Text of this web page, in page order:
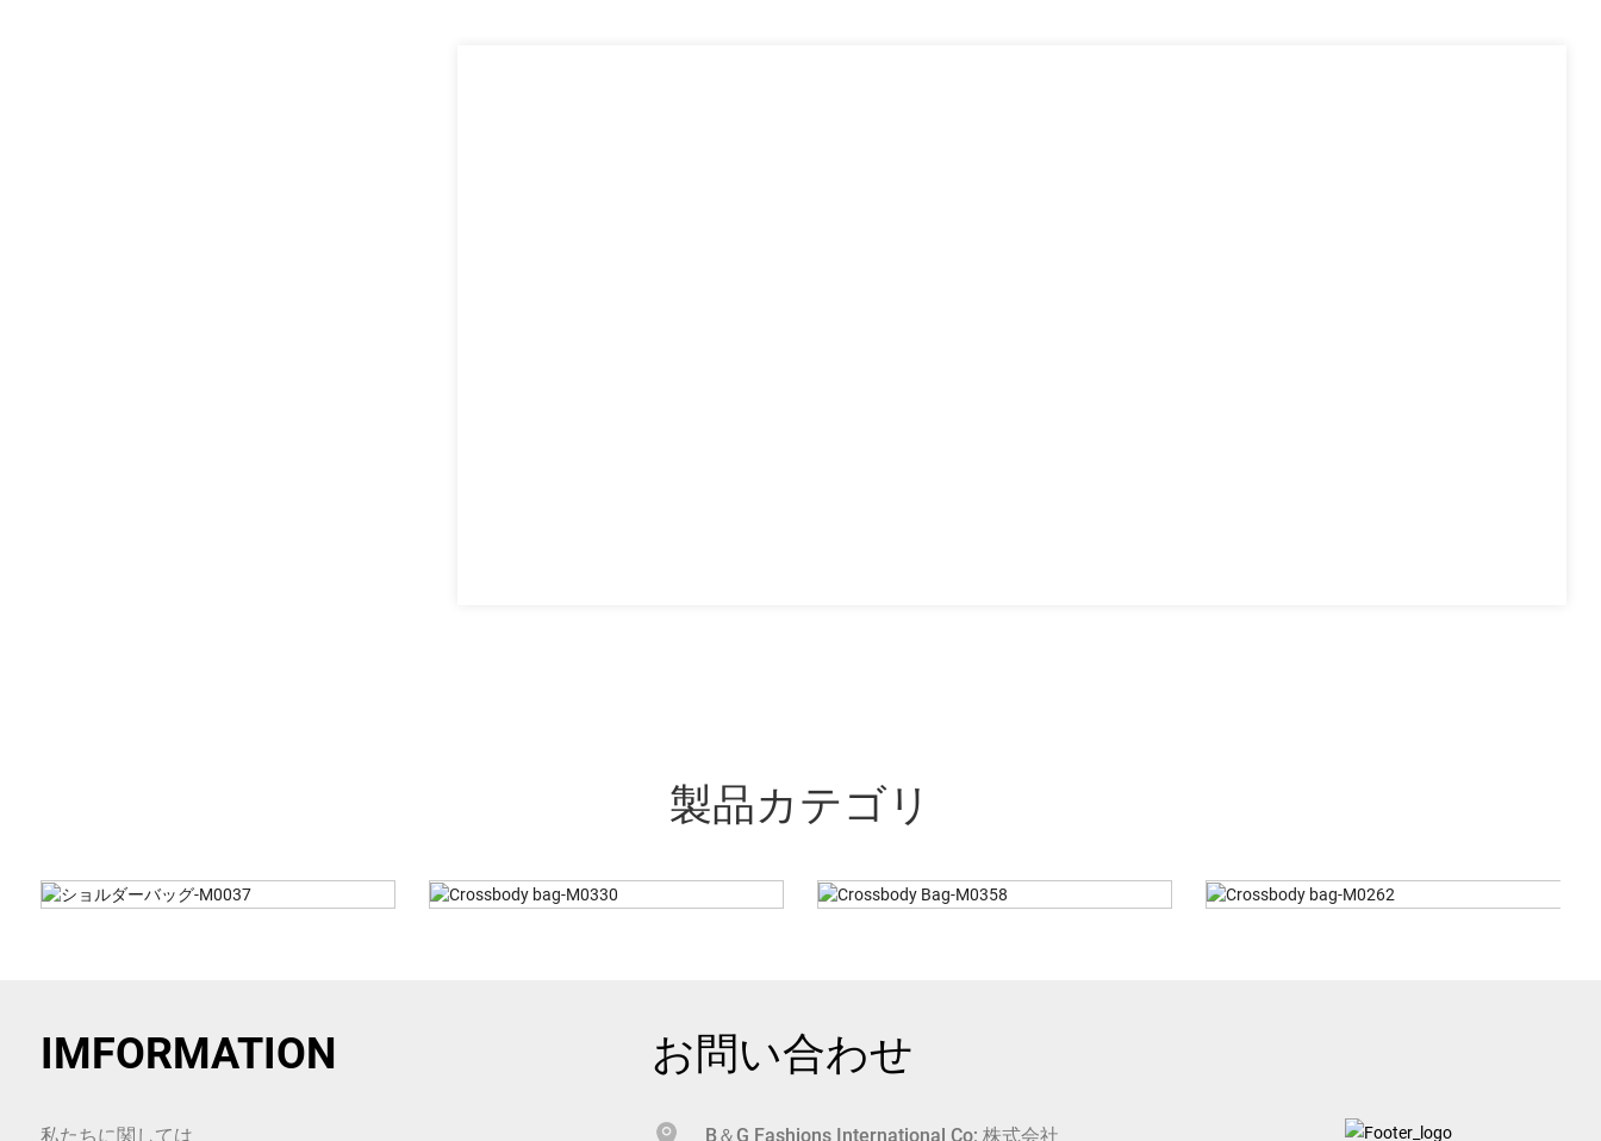
製品カテゴリ
Crossbody Bag-M0330 Crossbody Bag-M0358 Crossbody Bag-M0262 ショルダーバッグ-M0272
IMFORMATION
私たちに関しては
お問い合わせ
B＆G Fashions International Co; 株式会社